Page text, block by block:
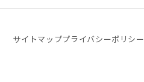
サイトマッププライバシーポリシー